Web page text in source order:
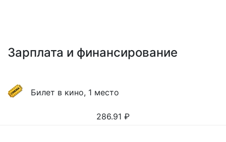
Зарплата и финансирование
Билет в кино, 1 место
286.91 ₽